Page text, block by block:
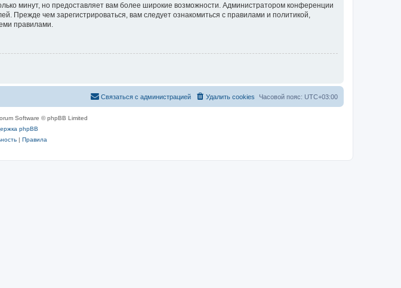
минут, но предоставляет вам более широкие возможности. Администратором конференции
Прежде чем зарегистрироваться, вам следует ознакомиться с правилами и политикой,
правилами.
Часовой пояс: UTC+03:00
Удалить cookies
Связаться с администрацией
Software © phpBB Limited
phpBB
| Правила